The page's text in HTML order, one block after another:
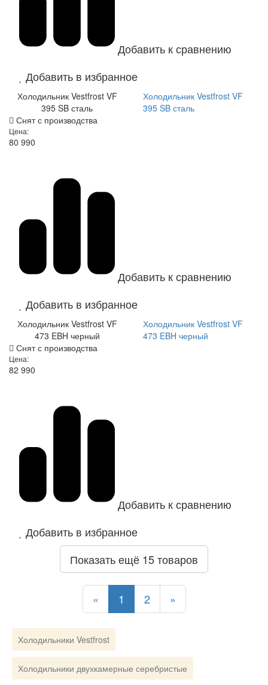
Добавить к сравнению
Добавить в избранное
Холодильник Vestfrost VF
395 SB сталь
Холодильник Vestfrost VF
395 SB сталь
Снят с производства
Цена:
80 990
Добавить к сравнению
Добавить в избранное
Холодильник Vestfrost VF
473 EBH черный
Холодильник Vestfrost VF
473 EBH черный
Снят с производства
Цена:
82 990
Добавить к сравнению
Добавить в избранное
Показать ещё 15 товаров
«Назад
1 Назад
2Назад
»
Холодильники Vestfrost
Холодильники двухкамерные серебристые